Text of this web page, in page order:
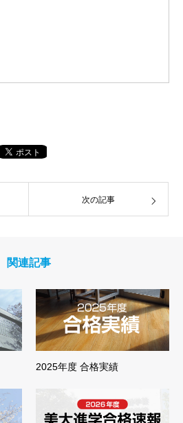
次の記事
関連記事
2025年度 合格実績